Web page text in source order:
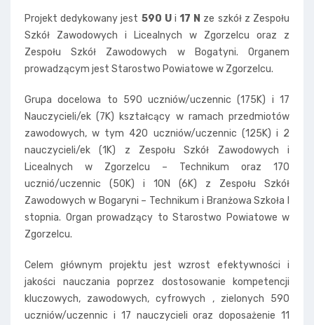
Projekt dedykowany jest 590 Ui17 N ze szkół z Zespołu
Szkół Zawodowych i Licealnych w Zgorzelcu oraz z
Zespołu Szkół Zawodowych w Bogatyni. Organem
prowadzącym jest Starostwo Powiatowe w Zgorzelcu.
Grupa docelowa to 590 uczniów/uczennic (175K) i 17
Nauczycieli/ek (7K) kształcący w ramach przedmiotów
zawodowych, w tym 420 uczniów/uczennic (125K) i 2
nauczycieli/ek (1K) z Zespołu Szkół Zawodowych i
Licealnych w Zgorzelcu – Technikum oraz 170
ucznió/uczennic (50K) i 10N (6K) z Zespołu Szkół
Zawodowych w Bogaryni – Technikum i Branżowa Szkoła I
stopnia. Organ prowadzący to Starostwo Powiatowe w
Zgorzelcu.
Celem głównym projektu jest wzrost efektywności i
jakości nauczania poprzez dostosowanie kompetencji
kluczowych, zawodowych, cyfrowych , zielonych 590
uczniów/uczennic i 17 nauczycieli oraz doposażenie 11